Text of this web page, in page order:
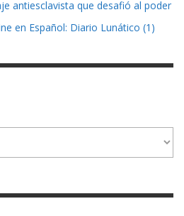
antiesclavista que desafió al poder
en Español: Diario Lunático (1)